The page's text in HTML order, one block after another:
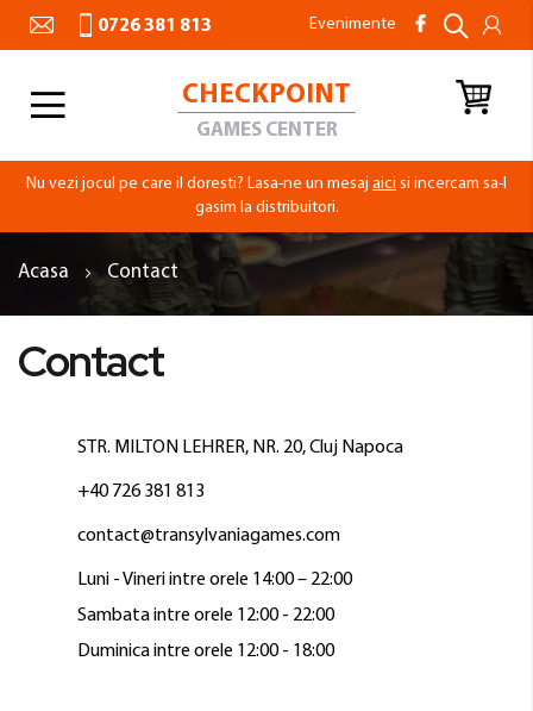
0726 381 813 Evenimente
CHECKPOINT
GAMES CENTER
Nu vezi jocul pe care il doresti? Lasa-ne un mesaj aici si incercam sa-l
gasim la distribuitori.
Acasa Contact
Contact
STR. MILTON LEHRER, NR. 20, Cluj Napoca
+40 726 381 813
contact@transylvaniagames.com
Luni - Vineri intre orele 14:00 – 22:00
Sambata intre orele 12:00 - 22:00
Duminica intre orele 12:00 - 18:00